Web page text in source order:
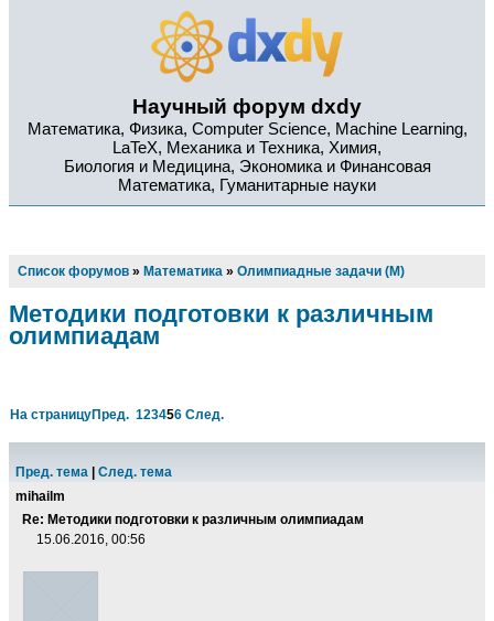
Научный форум dxdy
Математика, Физика, Computer Science, Machine Learning,
LaTeX, Механика и Техника, Химия,
Биология и Медицина, Экономика и Финансовая
Математика, Гуманитарные науки
Список форумов » Математика » Олимпиадные задачи (М)
Методики подготовки к различным
олимпиадам
На страницуПред. 123456 След.
Пред. тема
След. тема
mihailm
Re: Методики подготовки к различным олимпиадам
15.06.2016, 00:56